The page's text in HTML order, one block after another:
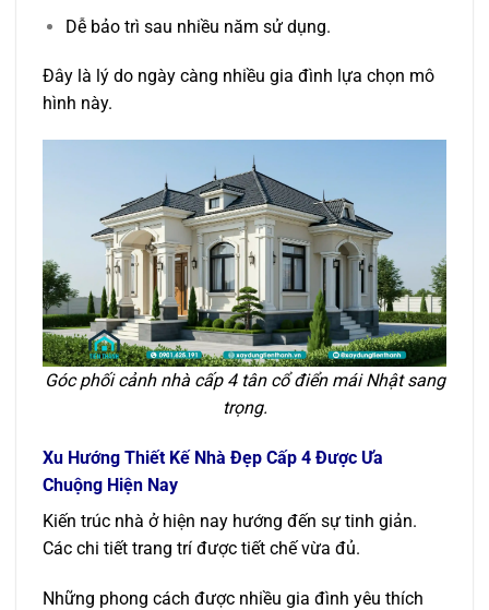
Dễ bảo trì sau nhiều năm sử dụng.
Đây là lý do ngày càng nhiều gia đình lựa chọn mô
hình này.
Góc phối cảnh nhà cấp 4 tân cổ điển mái Nhật sang
trọng.
Xu Hướng Thiết Kế Nhà Đẹp Cấp 4 Được Ưa
Chuộng Hiện Nay
Kiến trúc nhà ở hiện nay hướng đến sự tinh giản.
Các chi tiết trang trí được tiết chế vừa đủ.
Những phong cách được nhiều gia đình yêu thích